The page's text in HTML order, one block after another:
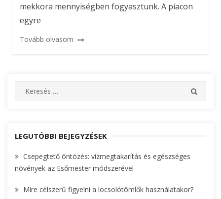
mekkora mennyiségben fogyasztunk. A piacon
egyre
Tovább olvasom
e
c
f
o
:
E
LEGUTÓBBI BEJEGYZÉSEK
Csepegtető öntözés: vízmegtakarítás és egészséges
növények az Esőmester módszerével
Mire célszerű figyelni a locsolótömlők használatakor?